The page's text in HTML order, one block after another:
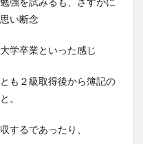
い断念
学卒業といった感じ
も２級取得後から簿記の
。
するであったり、